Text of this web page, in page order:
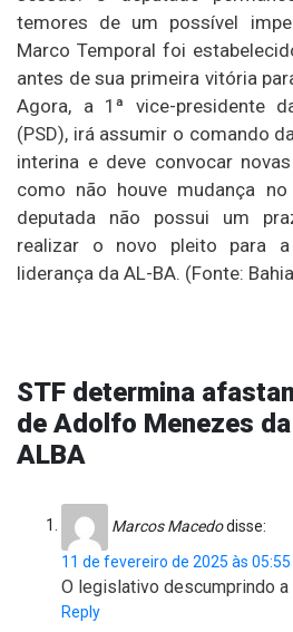
temores de um possível
Marco Temporal foi
antes de sua primeira vitória
Agora, a 1ª vice-presidente
(PSD), irá assumir o comando
interina e deve convocar
como não houve mudança
deputada não possui um
realizar o novo pleito para
liderança da AL-BA. (Fonte:
STF determina
de Adolfo Menezes
ALBA
Marcos Macedodisse:
11 de fevereiro de 2025 às 05:55
O legislativo descumprindo a
Reply